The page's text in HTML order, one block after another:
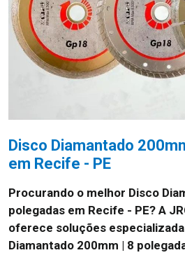
Disco Diamantado
em Recife - PE
Procurando o melhor Disco
polegadas em Recife - PE? A
oferece soluções
Diamantado 200mm | 8